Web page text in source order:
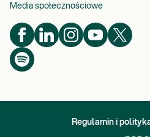
Media społecznościowe
Regulamin i